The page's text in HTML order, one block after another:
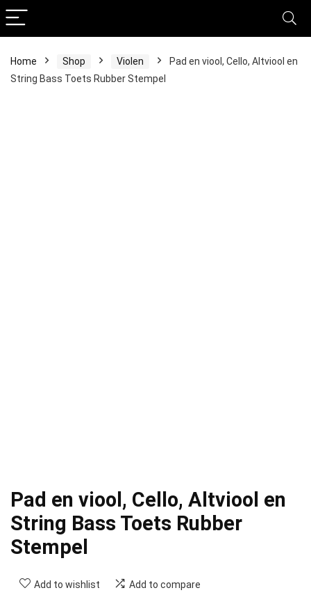
Home Shop Violen
Pad en viool, Cello, Altviool en
String Bass Toets Rubber Stempel
Pad en viool, Cello, Altviool en
String Bass Toets Rubber
Stempel
Add to wishlist Add to compare